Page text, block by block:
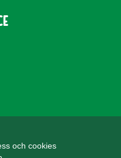
och cookies